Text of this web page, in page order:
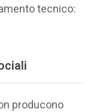
tecnico:
producono